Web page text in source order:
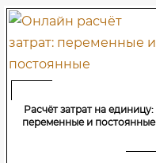
Расчёт затрат на единицу:
переменные и постоянные